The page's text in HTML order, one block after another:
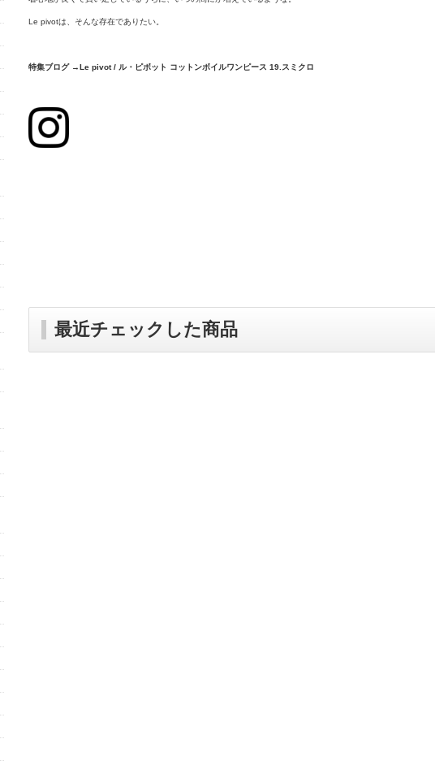
Le pivotは、そんな存在でありたい。
特集ブログ →Le pivot / ル・ピボット コットンボイルワンピース 19.スミクロ
最近チェックした商品